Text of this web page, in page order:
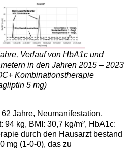
Verlauf von HbA1c und
in den Jahren 2015 – 2023
Kombinationstherapie
5 mg)
Jahre, Neumanifestation,
94 kg, BMI: 30,7 kg/m², HbA1c:
durch den Hausarzt bestand
mg (1-0-0), das zu